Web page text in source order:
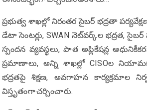
ప్రభుత్వ శాఖల్లో నిరంతర సైబర్ భద్రతా
డేటా సెంటర్లు, SWAN నెట్‌వర్క్‌ల భద్రత,
స్పందన వ్యవస్థలు, పాత అప్లికేషన్ల
ప్రమాణాలు, అన్ని శాఖల్లో CISOల
భద్రతపై శిక్షణ, అవగాహన కార్యక్రమాల
విస్తృతంగా చర్చించారు.